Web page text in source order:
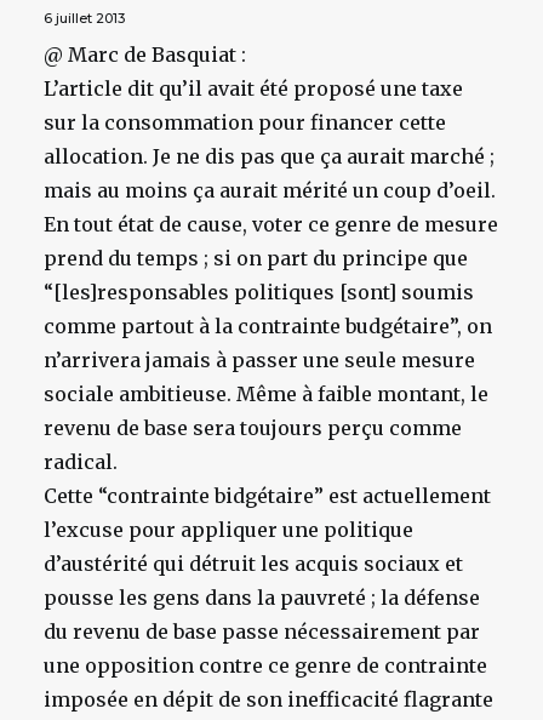
6 juillet 2013
@ Marc de Basquiat :
L’article dit qu’il avait été proposé une taxe
sur la consommation pour financer cette
allocation. Je ne dis pas que ça aurait marché ;
mais au moins ça aurait mérité un coup d’oeil.
En tout état de cause, voter ce genre de mesure
prend du temps ; si on part du principe que
“[les]responsables politiques [sont] soumis
comme partout à la contrainte budgétaire”, on
n’arrivera jamais à passer une seule mesure
sociale ambitieuse. Même à faible montant, le
revenu de base sera toujours perçu comme
radical.
Cette “contrainte bidgétaire” est actuellement
l’excuse pour appliquer une politique
d’austérité qui détruit les acquis sociaux et
pousse les gens dans la pauvreté ; la défense
du revenu de base passe nécessairement par
une opposition contre ce genre de contrainte
imposée en dépit de son inefficacité flagrante